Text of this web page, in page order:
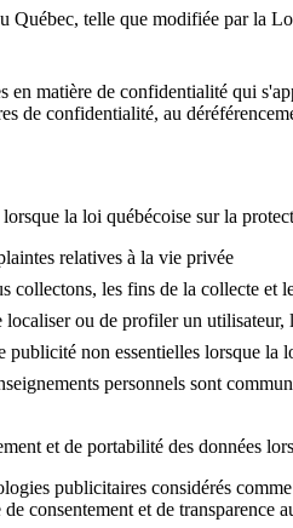
Québec, telle que modifiée par la
matière de confidentialité qui
confidentialité, au
la loi québécoise sur la
relatives à la vie privée
les fins de la collecte et
ou de profiler un utilisateur,
non essentielles lorsque la
personnels sont
et de portabilité des données
publicitaires considérés
consentement et de transparence